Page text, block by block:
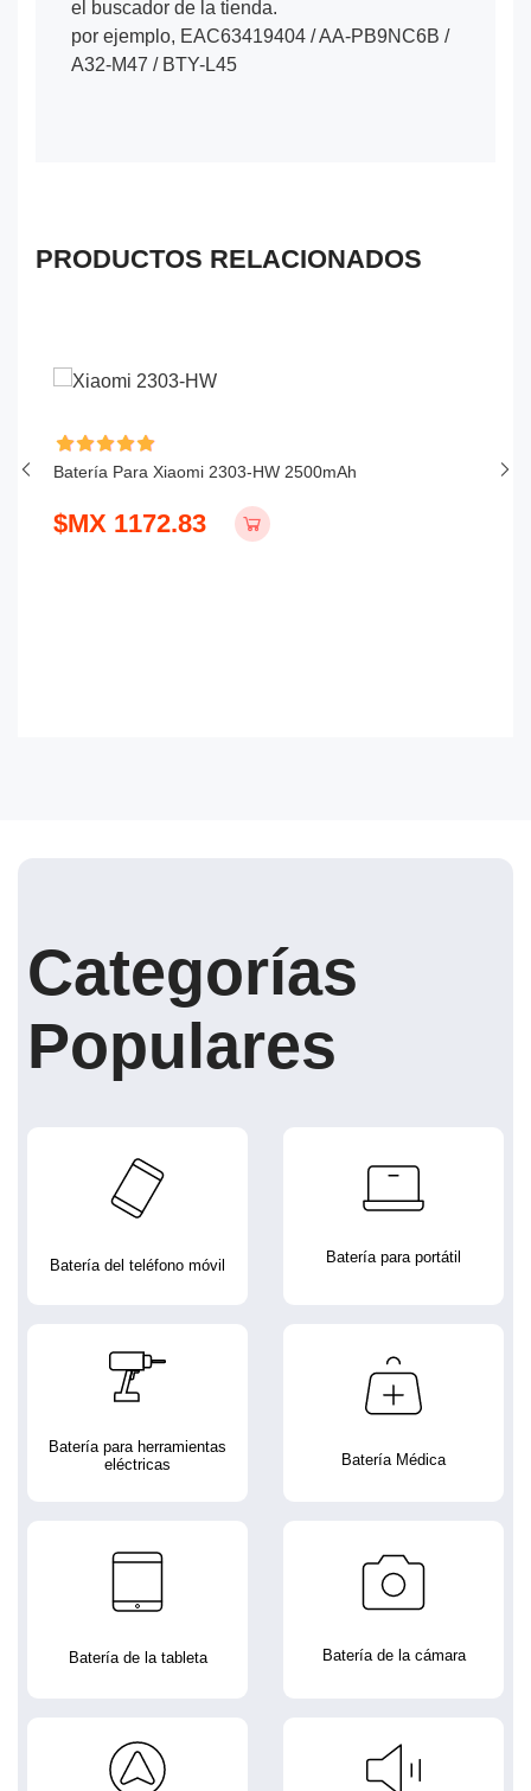
el buscador de la tienda.
por ejemplo, EAC63419404 / AA-PB9NC6B /
A32-M47 / BTY-L45
PRODUCTOS RELACIONADOS
Batería Para Xiaomi 2303-HW 2500mAh
$MX 1172.83
Categorías
Populares
Batería del teléfono móvil Batería para portátil
Batería para herramientas
eléctricas
Batería Médica
Batería de la tableta Batería de la cámara